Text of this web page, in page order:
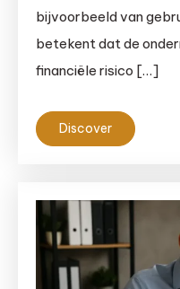
bijvoorbeeld van
betekent dat de
financiële risico […]
Discover